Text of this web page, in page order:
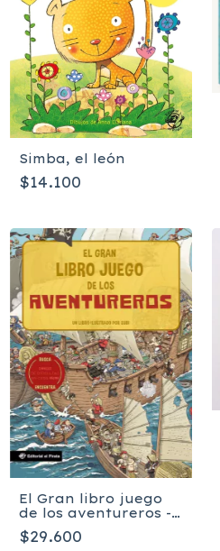
Simba, el león
$14.100
El Gran libro juego
de los aventureros -
Joan Subirana
Queralt
$29.600